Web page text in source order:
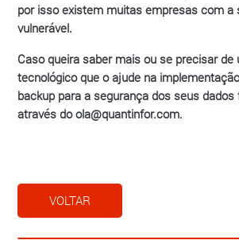
por isso existem muitas empresas com a
vulnerável.
Caso queira saber mais ou se precisar de
tecnológico que o ajude na
backup para a segurança dos seus
através doola@quantinfor.com.
VOLTAR